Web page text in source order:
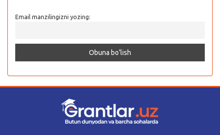
Email manzilingizni yozing: